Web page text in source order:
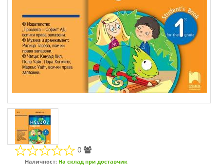
0
Наличност: На склад при доставчик